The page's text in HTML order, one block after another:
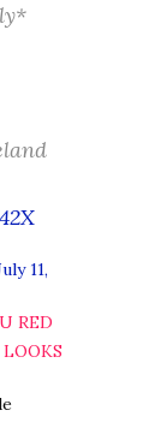
11,
RED